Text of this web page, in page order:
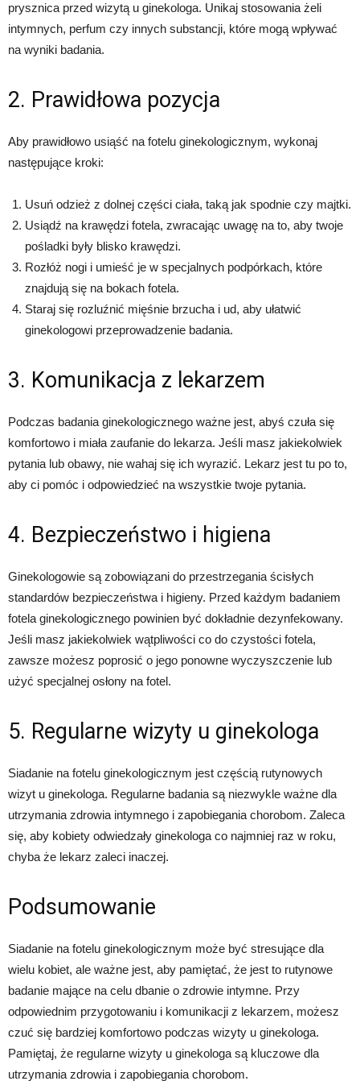
prysznica przed wizytą u ginekologa. Unikaj stosowania żeli
intymnych, perfum czy innych substancji, które mogą wpływać
na wyniki badania.
2. Prawidłowa pozycja
Aby prawidłowo usiąść na fotelu ginekologicznym, wykonaj
następujące kroki:
Usuń odzież z dolnej części ciała, taką jak spodnie czy majtki.
Usiądź na krawędzi fotela, zwracając uwagę na to, aby twoje
pośladki były blisko krawędzi.
Rozłóż nogi i umieść je w specjalnych podpórkach, które
znajdują się na bokach fotela.
Staraj się rozluźnić mięśnie brzucha i ud, aby ułatwić
ginekologowi przeprowadzenie badania.
3. Komunikacja z lekarzem
Podczas badania ginekologicznego ważne jest, abyś czuła się
komfortowo i miała zaufanie do lekarza. Jeśli masz jakiekolwiek
pytania lub obawy, nie wahaj się ich wyrazić. Lekarz jest tu po to,
aby ci pomóc i odpowiedzieć na wszystkie twoje pytania.
4. Bezpieczeństwo i higiena
Ginekologowie są zobowiązani do przestrzegania ścisłych
standardów bezpieczeństwa i higieny. Przed każdym badaniem
fotela ginekologicznego powinien być dokładnie dezynfekowany.
Jeśli masz jakiekolwiek wątpliwości co do czystości fotela,
zawsze możesz poprosić o jego ponowne wyczyszczenie lub
użyć specjalnej osłony na fotel.
5. Regularne wizyty u ginekologa
Siadanie na fotelu ginekologicznym jest częścią rutynowych
wizyt u ginekologa. Regularne badania są niezwykle ważne dla
utrzymania zdrowia intymnego i zapobiegania chorobom. Zaleca
się, aby kobiety odwiedzały ginekologa co najmniej raz w roku,
chyba że lekarz zaleci inaczej.
Podsumowanie
Siadanie na fotelu ginekologicznym może być stresujące dla
wielu kobiet, ale ważne jest, aby pamiętać, że jest to rutynowe
badanie mające na celu dbanie o zdrowie intymne. Przy
odpowiednim przygotowaniu i komunikacji z lekarzem, możesz
czuć się bardziej komfortowo podczas wizyty u ginekologa.
Pamiętaj, że regularne wizyty u ginekologa są kluczowe dla
utrzymania zdrowia i zapobiegania chorobom.